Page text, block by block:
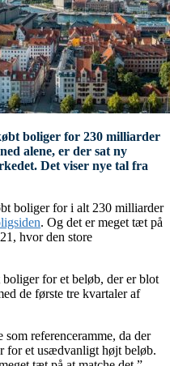
boliger for 230 milliarder
alene, er der sat ny
Det viser nye tal fra
boliger for i alt 230 milliarder
. Og det er meget tæt på
hvor den store
for et beløb, der er blot
de første tre kvartaler af
referenceramme, da der
for et usædvanligt højt beløb.